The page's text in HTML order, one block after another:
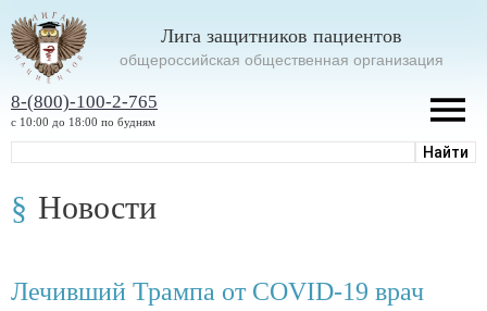
Лига защитников пациентов
oбщероссийская общественная организация
8-(800)-100-2-765
с 10:00 до 18:00 по будням
Новости
Лечивший Трампа от COVID-19 врач